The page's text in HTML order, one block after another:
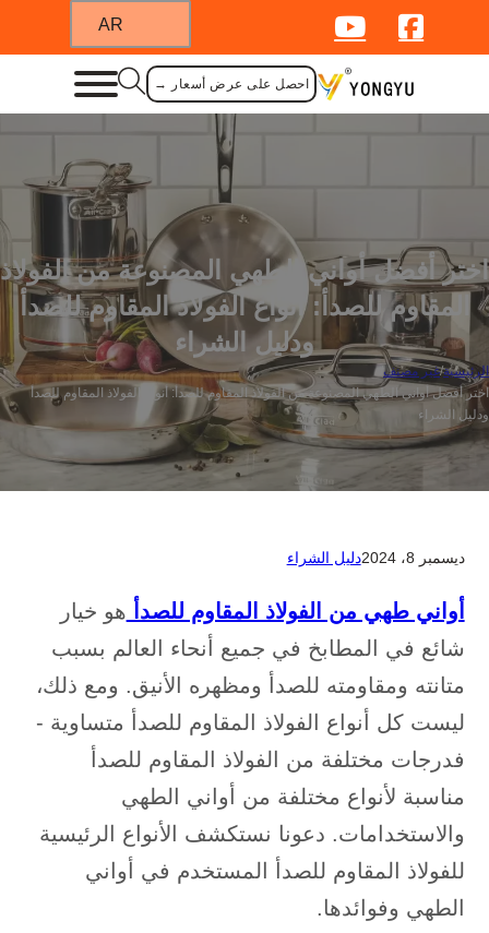
احصل على عرض أسعار →
اختر أفضل أواني الطهي المصنوعة من الفولاذ
المقاوم للصدأ: أنواع الفولاذ المقاوم للصدأ
ودليل الشراء
الرئيسية/غير مصنف
اختر أفضل أواني الطهي المصنوعة من الفولاذ المقاوم للصدأ: أنواع الفولاذ المقاوم للصدأ
ودليل الشراء
ديسمبر 8، 2024 دليل الشراء
أواني طهي من الفولاذ المقاوم للصدأ هو خيار
شائع في المطابخ في جميع أنحاء العالم بسبب
متانته ومقاومته للصدأ ومظهره الأنيق. ومع ذلك،
ليست كل أنواع الفولاذ المقاوم للصدأ متساوية -
فدرجات مختلفة من الفولاذ المقاوم للصدأ
مناسبة لأنواع مختلفة من أواني الطهي
والاستخدامات. دعونا نستكشف الأنواع الرئيسية
للفولاذ المقاوم للصدأ المستخدم في أواني
الطهي وفوائدها.